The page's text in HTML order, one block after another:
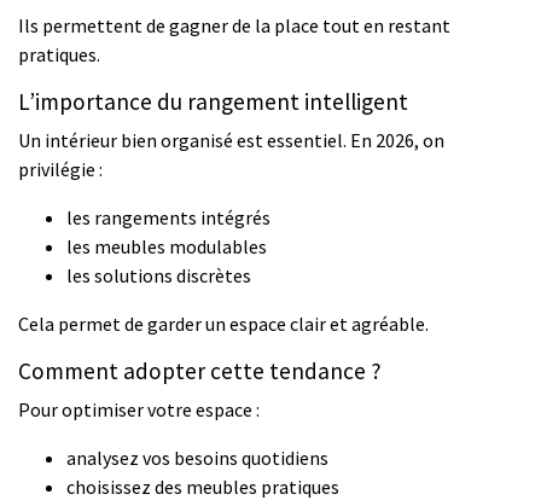
Ils permettent de gagner de la place tout en restant
pratiques.
L’importance du rangement intelligent
Un intérieur bien organisé est essentiel. En 2026, on
privilégie :
les rangements intégrés
les meubles modulables
les solutions discrètes
Cela permet de garder un espace clair et agréable.
Comment adopter cette tendance ?
Pour optimiser votre espace :
analysez vos besoins quotidiens
choisissez des meubles pratiques